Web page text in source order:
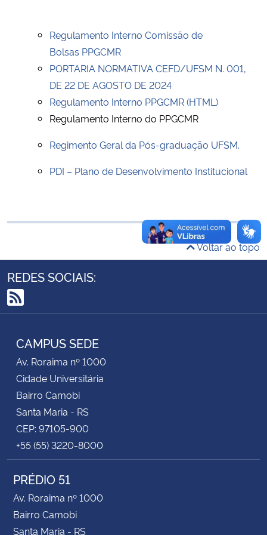
Ministério da Saúde
Ministério de Minas e Energia
Ministério da Ciência, Tecnologia, Inovações e Comunicações
Ministério do Turismo
Ministério da Mulher, da Família e dos Direitos Humanos
Secretaria-Geral
Gabinete de Segurança Institucional
Advocacia-Geral da União
Regulamento Interno Comissão de
Bolsas PPGCMR
PORTARIA NORMATIVA CEFD/UFSM N. 001,
DE 22 DE AGOSTO DE 2024
Regulamento Interno PPGCMR (HTML)
Regulamento Interno do PPGCMR
Regimento Geral da Pós-graduação UFSM.
PDI – Plano de Desenvolvimento Institucional
Voltar ao topo
REDES SOCIAIS:
RSS
CAMPUS SEDE
Av. Roraima nº 1000
Cidade Universitária
Bairro Camobi
Santa Maria - RS
CEP: 97105-900
+55 (55) 3220-8000
PRÉDIO 51
Av. Roraima nº 1000
Bairro Camobi
Santa Maria - RS